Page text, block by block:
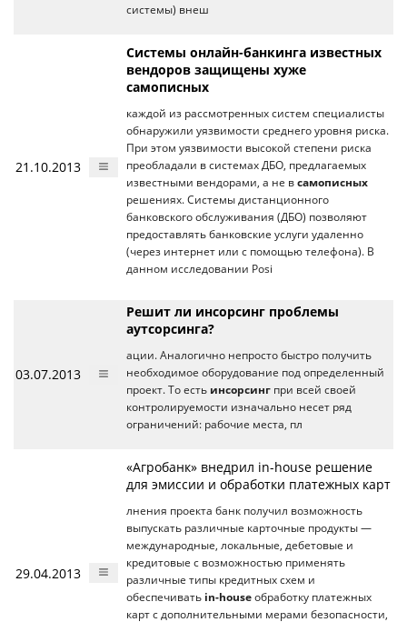
системы) внеш
21.10.2013
Системы онлайн-банкинга известных
вендоров защищены хуже
самописных
каждой из рассмотренных систем специалисты
обнаружили уязвимости среднего уровня риска.
При этом уязвимости высокой степени риска
преобладали в системах ДБО, предлагаемых
известными вендорами, а не в самописных
решениях. Системы дистанционного
банковского обслуживания (ДБО) позволяют
предоставлять банковские услуги удаленно
(через интернет или с помощью телефона). В
данном исследовании Posi
03.07.2013
Решит ли инсорсинг проблемы
аутсорсинга?
ации. Аналогично непросто быстро получить
необходимое оборудование под определенный
проект. То есть инсорсинг при всей своей
контролируемости изначально несет ряд
ограничений: рабочие места, пл
29.04.2013
«Агробанк» внедрил in-house решение
для эмиссии и обработки платежных карт
лнения проекта банк получил возможность
выпускать различные карточные продукты —
международные, локальные, дебетовые и
кредитовые с возможностью применять
различные типы кредитных схем и
обеспечивать in-house обработку платежных
карт с дополнительными мерами безопасности,